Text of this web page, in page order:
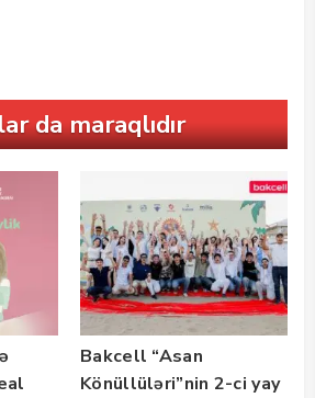
da maraqlıdır
Bakcell “Asan
Könüllüləri”nin 2-ci yay